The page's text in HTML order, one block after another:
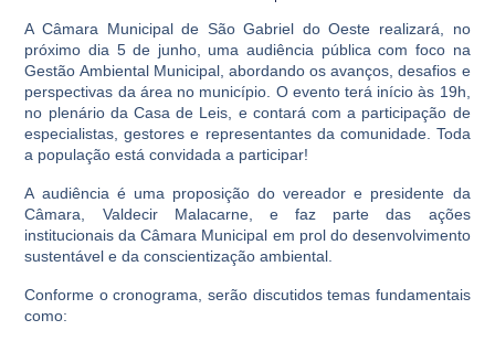
A Câmara Municipal de São Gabriel do Oeste realizará, no
próximo dia 5 de junho, uma audiência pública com foco na
Gestão Ambiental Municipal, abordando os avanços, desafios e
perspectivas da área no município. O evento terá início às 19h,
no plenário da Casa de Leis, e contará com a participação de
especialistas, gestores e representantes da comunidade. Toda
a população está convidada a participar!
A audiência é uma proposição do vereador e presidente da
Câmara, Valdecir Malacarne, e faz parte das ações
institucionais da Câmara Municipal em prol do desenvolvimento
sustentável e da conscientização ambiental.
Conforme o cronograma, serão discutidos temas fundamentais
como: